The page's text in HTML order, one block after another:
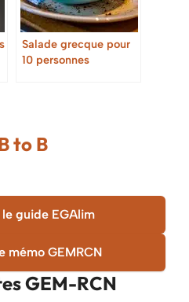
Salade grecque pour
10 personnes
to B
guide EGAlim
mémo GEMRCN
GEM-RCN